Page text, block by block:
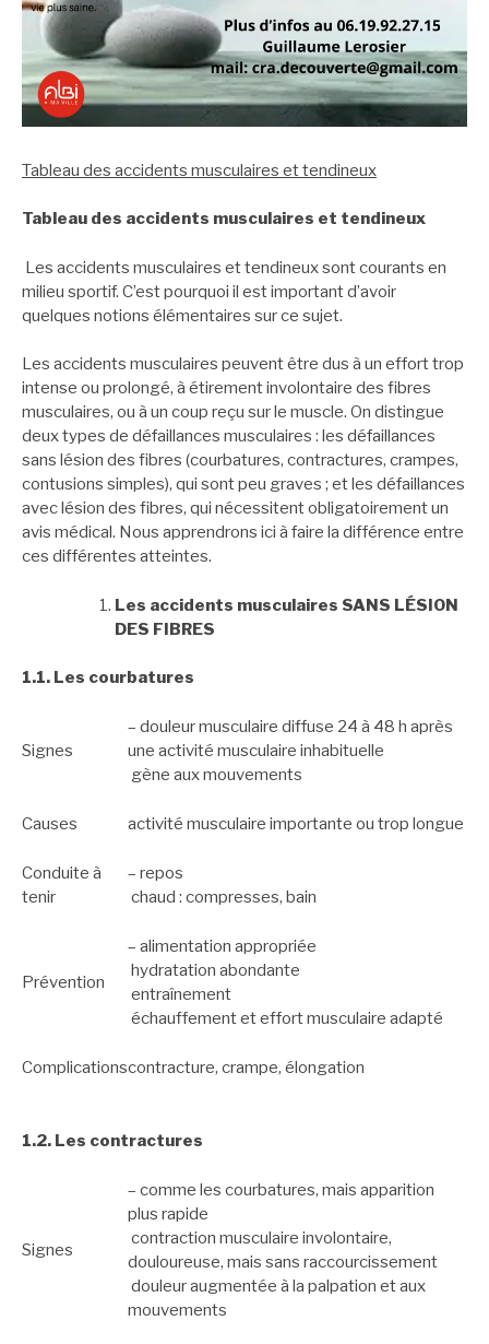
Tableau des accidents musculaires et tendineux
Tableau des accidents musculaires et tendineux
Les accidents musculaires et tendineux sont courants en
milieu sportif. C’est pourquoi il est important d’avoir
quelques notions élémentaires sur ce sujet.
Les accidents musculaires peuvent être dus à un effort trop
intense ou prolongé, à étirement involontaire des fibres
musculaires, ou à un coup reçu sur le muscle. On distingue
deux types de défaillances musculaires : les défaillances
sans lésion des fibres (courbatures, contractures, crampes,
contusions simples), qui sont peu graves ; et les défaillances
avec lésion des fibres, qui nécessitent obligatoirement un
avis médical. Nous apprendrons ici à faire la différence entre
ces différentes atteintes.
Les accidents musculaires SANS LÉSION
DES FIBRES
1.1. Les courbatures
Signes
– douleur musculaire diffuse 24 à 48 h après
une activité musculaire inhabituelle
gène aux mouvements
Causes activité musculaire importante ou trop longue
Conduite à
tenir
– repos
chaud : compresses, bain
Prévention
– alimentation appropriée
hydratation abondante
entraînement
échauffement et effort musculaire adapté
Complicationscontracture, crampe, élongation
1.2. Les contractures
Signes
– comme les courbatures, mais apparition
plus rapide
contraction musculaire involontaire,
douloureuse, mais sans raccourcissement
douleur augmentée à la palpation et aux
mouvements